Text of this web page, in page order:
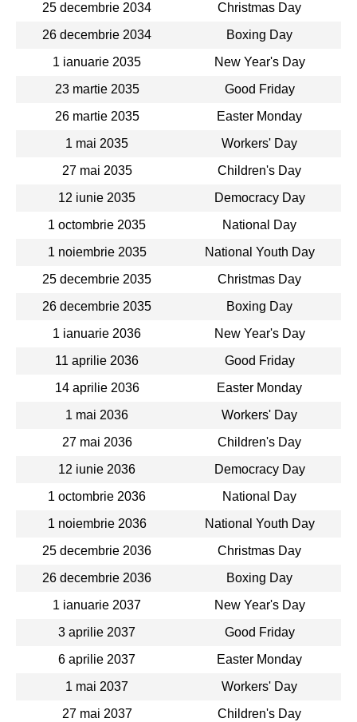
25 decembrie 2034
Christmas Day
26 decembrie 2034
Boxing Day
1 ianuarie 2035
New Year's Day
23 martie 2035
Good Friday
26 martie 2035
Easter Monday
1 mai 2035
Workers' Day
27 mai 2035
Children's Day
12 iunie 2035
Democracy Day
1 octombrie 2035
National Day
1 noiembrie 2035
National Youth Day
25 decembrie 2035
Christmas Day
26 decembrie 2035
Boxing Day
1 ianuarie 2036
New Year's Day
11 aprilie 2036
Good Friday
14 aprilie 2036
Easter Monday
1 mai 2036
Workers' Day
27 mai 2036
Children's Day
12 iunie 2036
Democracy Day
1 octombrie 2036
National Day
1 noiembrie 2036
National Youth Day
25 decembrie 2036
Christmas Day
26 decembrie 2036
Boxing Day
1 ianuarie 2037
New Year's Day
3 aprilie 2037
Good Friday
6 aprilie 2037
Easter Monday
1 mai 2037
Workers' Day
27 mai 2037
Children's Day